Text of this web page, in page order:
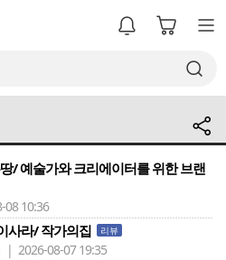
/ 예술가와 크리에이터를 위한 브랜
10:36
사라/ 작가의집 리뷰
| 2026-08-07 19:35